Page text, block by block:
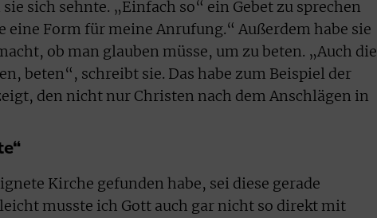
sich sehnte. „Einfach so“ ein Gebet zu sprechen
Form für meine Anrufung.“ Außerdem habe sie
ob man glauben müsse, um zu beten. „Auch die
beten“, schreibt sie. Das habe zum Beispiel der
den nicht nur Christen nach dem Anschlägen in
Kirche gefunden habe, sei diese gerade
musste ich Gott auch gar nicht so direkt mit